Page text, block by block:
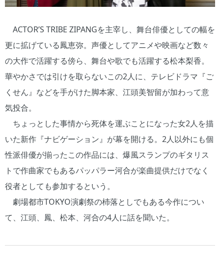
ACTOR’S TRIBE ZIPANGを主宰し、舞台俳優としての幅を
更に拡げている鳳恵弥。声優としてアニメや映画など数々
の大作で活躍する傍ら、舞台や歌でも活躍する松本梨香。
華やかさでは引けを取らないこの2人に、テレビドラマ『ご
くせん』などを手がけた脚本家、江頭美智留が加わって意
気投合。
ちょっとした事情から死体を運ぶことになった女2人を描
いた新作『ナビゲーション』が幕を開ける。2人以外にも個
性派俳優が揃ったこの作品には、爆風スランプのギタリス
トで作曲家でもあるパッパラー河合が楽曲提供だけでなく
役者としても参加するという。
劇場都市TOKYO演劇祭の杮落としでもある今作につい
て、江頭、鳳、松本、河合の4人に話を聞いた。